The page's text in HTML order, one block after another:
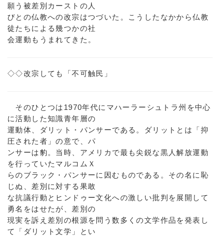
願う被差別カーストの人
びとの仏教への改宗はつづいた。こうしたなかから仏教
徒たちによる幾つかの社
会運動もうまれてきた。
◇◇改宗しても「不可触民」
そのひとつは1970年代にマハーラーシュトラ州を中心
に活動した知識青年層の
運動体、ダリット・パンサーである。ダリットとは「抑
圧された者」の意で、パ
ンサーは豹。当時、アメリカで最も尖鋭な黒人解放運動
を行っていたマルコムＸ
らのブラック・パンサーに因むものである。その名に恥
じぬ、差別に対する果敢
な抗議行動とヒンドゥー文化への激しい批判を展開して
勇名をはせたが、差別の
現実を訴え差別の根源を問う数多くの文学作品を発表し
て「ダリット文学」とい